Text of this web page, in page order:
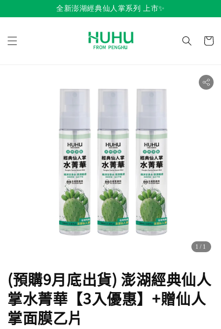
全新澎湖經典仙人掌系列 上市✨
1 /1
(預購9月底出貨) 澎湖經典仙人
掌水菁華【3入優惠】+贈仙人
掌面膜乙片